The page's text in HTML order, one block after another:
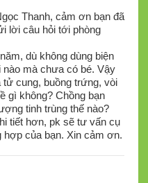
Thanh, cảm ơn bạn đã
lời câu hỏi tới phòng
dù không dùng biện
nào mà chưa có bé. Vậy
tử cung, buồng trứng, vòi
gì không? Chồng bạn
tinh trùng thế nào?
tiết hơn, pk sẽ tư vấn cụ
hợp của bạn. Xin cảm ơn.